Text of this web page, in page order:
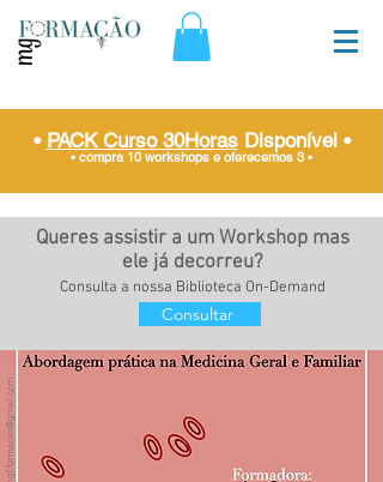
• PACK Curso 30HorasDisponível •
• compra 10 workshops e oferecemos 3•
Queres assistir a um Workshop mas
ele já decorreu?
Consulta a nossa Biblioteca On-Demand
Consultar